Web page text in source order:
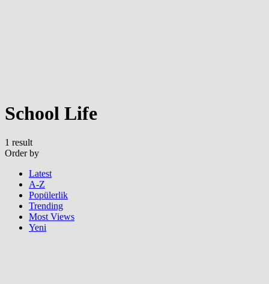
School Life
1 result
Order by
Latest
A-Z
Popülerlik
Trending
Most Views
Yeni